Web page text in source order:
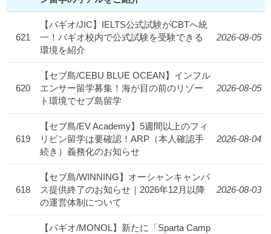
621
【バギオ/JIC】IELTS公式試験がCBTへ統
一！バギオ校内で公式試験を受験できる
環境を紹介
2026-08-05
620
【セブ島/CEBU BLUE OCEAN】インフル
エンサー留学募集！海が目の前のリゾー
ト環境でセブ島留学
2026-08-05
619
【セブ島/EV Academy】5週間以上のフィ
リピン留学は要確認！ARP（本人確認手
続き）義務化のお知らせ
2026-08-04
618
【セブ島/WINNING】オーシャンキャンパ
ス提供終了のお知らせ｜2026年12月以降
の運営体制について
2026-08-03
【バギオ/MONOL】新たに「Sparta Camp